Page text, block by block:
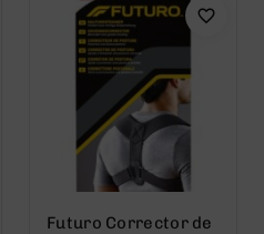
Futuro Corrector de